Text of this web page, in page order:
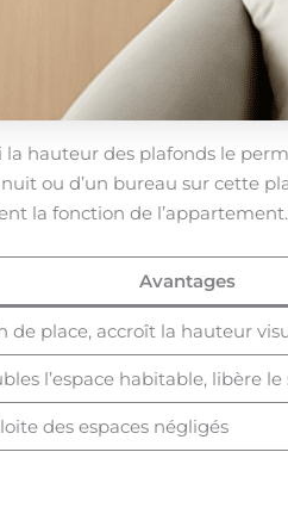
hauteur des plafonds le
ou d’un bureau sur cette
la fonction de l’appartement.
Avantages
de place, accroît la hauteur
l’espace habitable, libère le
des espaces négligés